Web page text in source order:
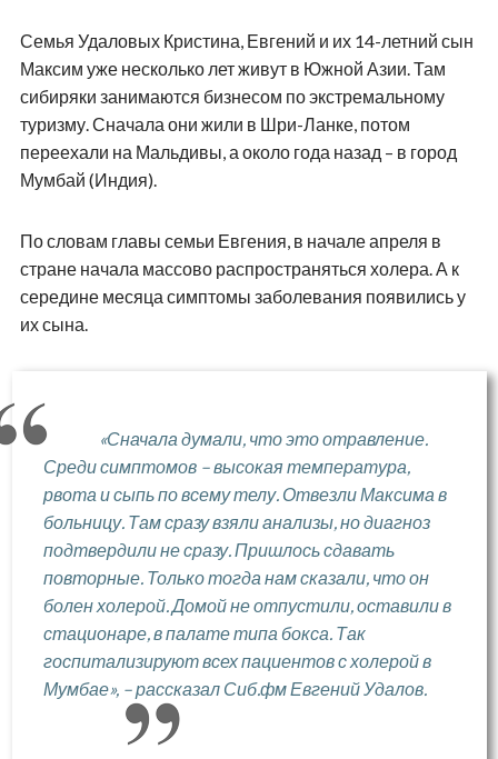
Семья Удаловых Кристина, Евгений и их 14-летний сын
Максим уже несколько лет живут в Южной Азии. Там
сибиряки занимаются бизнесом по экстремальному
туризму. Сначала они жили в Шри-Ланке, потом
переехали на Мальдивы, а около года назад – в город
Мумбай (Индия).
По словам главы семьи Евгения, в начале апреля в
стране начала массово распространяться холера. А к
середине месяца симптомы заболевания появились у
их сына.
«Сначала думали, что это отравление.
Среди симптомов – высокая температура,
рвота и сыпь по всему телу. Отвезли Максима в
больницу. Там сразу взяли анализы, но диагноз
подтвердили не сразу. Пришлось сдавать
повторные. Только тогда нам сказали, что он
болен холерой. Домой не отпустили, оставили в
стационаре, в палате типа бокса. Так
госпитализируют всех пациентов с холерой в
Мумбае», – рассказал Сиб.фм Евгений Удалов.